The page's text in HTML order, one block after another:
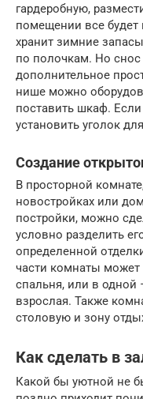
гардеробную,
помещении все будет
хранит зимние
по полочкам. Но снос
дополнительное
нише можно
поставить шкаф.
установить уголок
Создание
В просторной
новостройках или
постройки, можно
условно разделить
определенной
части комнаты может
спальня, или в одной
взрослая. Также
столовую и зону
Как сделать в
Какой бы уютной не